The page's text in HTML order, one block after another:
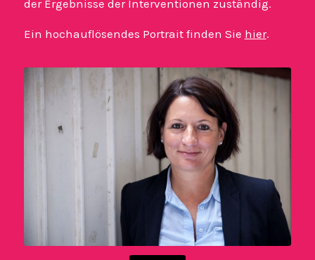
der Ergebnisse der Interventionen zuständig.
Ein hochauflösendes Portrait finden Sie hier.